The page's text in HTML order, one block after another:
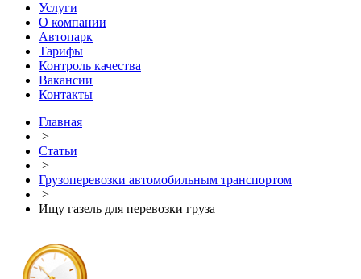
Услуги
О компании
Автопарк
Тарифы
Контроль качества
Вакансии
Контакты
Главная
>
Статьи
>
Грузоперевозки автомобильным транспортом
>
Ищу газель для перевозки груза